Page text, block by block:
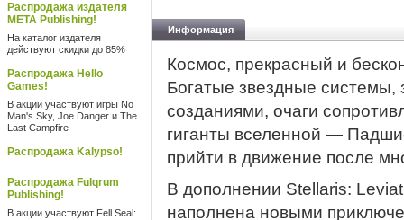
Распродажа издателя
META Publishing!
На каталог издателя
действуют скидки до 85%
Распродажа Hello
Games!
В акции участвуют игры No
Man's Sky, Joe Danger и The
Last Campfire
Распродажа Kalypso!
Распродажа Fulqrum
Publishing!
В акции участвуют Fell Seal:
Информация
Космос, прекрасный и
Богатые звездные
созданиями, очаги
гиганты вселенной —
прийти в движение после
В дополнении Stellaris:
наполнена новыми